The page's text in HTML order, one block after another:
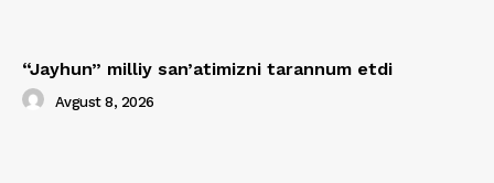
“Jayhun” milliy san’atimizni tarannum etdi
Avgust 8, 2026